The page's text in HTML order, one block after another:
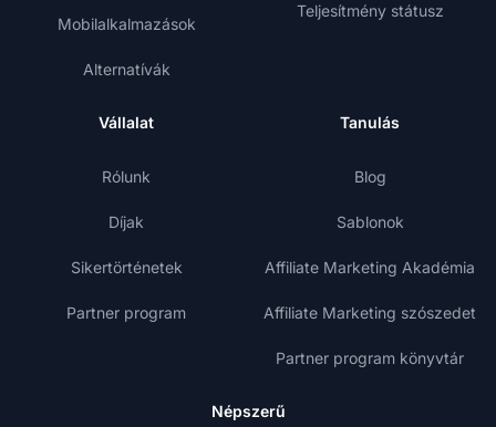
Mobilalkalmazások
Alternatívák
Teljesítmény státusz
Vállalat
Rólunk
Díjak
Sikertörténetek
Partner program
Tanulás
Blog
Sablonok
Affiliate Marketing Akadémia
Affiliate Marketing szószedet
Partner program könyvtár
Népszerű